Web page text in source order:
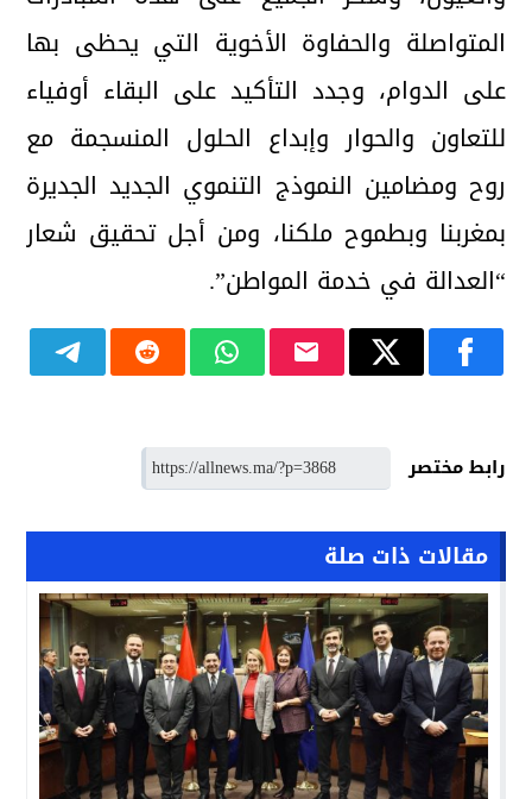
المتواصلة والحفاوة الأخوية التي يحظى بها
على الدوام، وجدد التأكيد على البقاء أوفياء
للتعاون والحوار وإبداع الحلول المنسجمة مع
روح ومضامين النموذج التنموي الجديد الجديرة
بمغربنا وبطموح ملكنا، ومن أجل تحقيق شعار
“العدالة في خدمة المواطن”.
رابط مختصر
مقالات ذات صلة